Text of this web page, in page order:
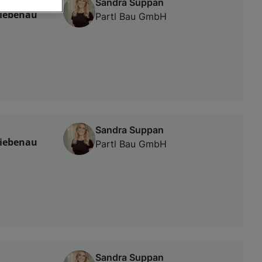
Partl Bau GmbH
Sandra Suppan
Partl Bau GmbH
Sandra Suppan
oder Zugriff